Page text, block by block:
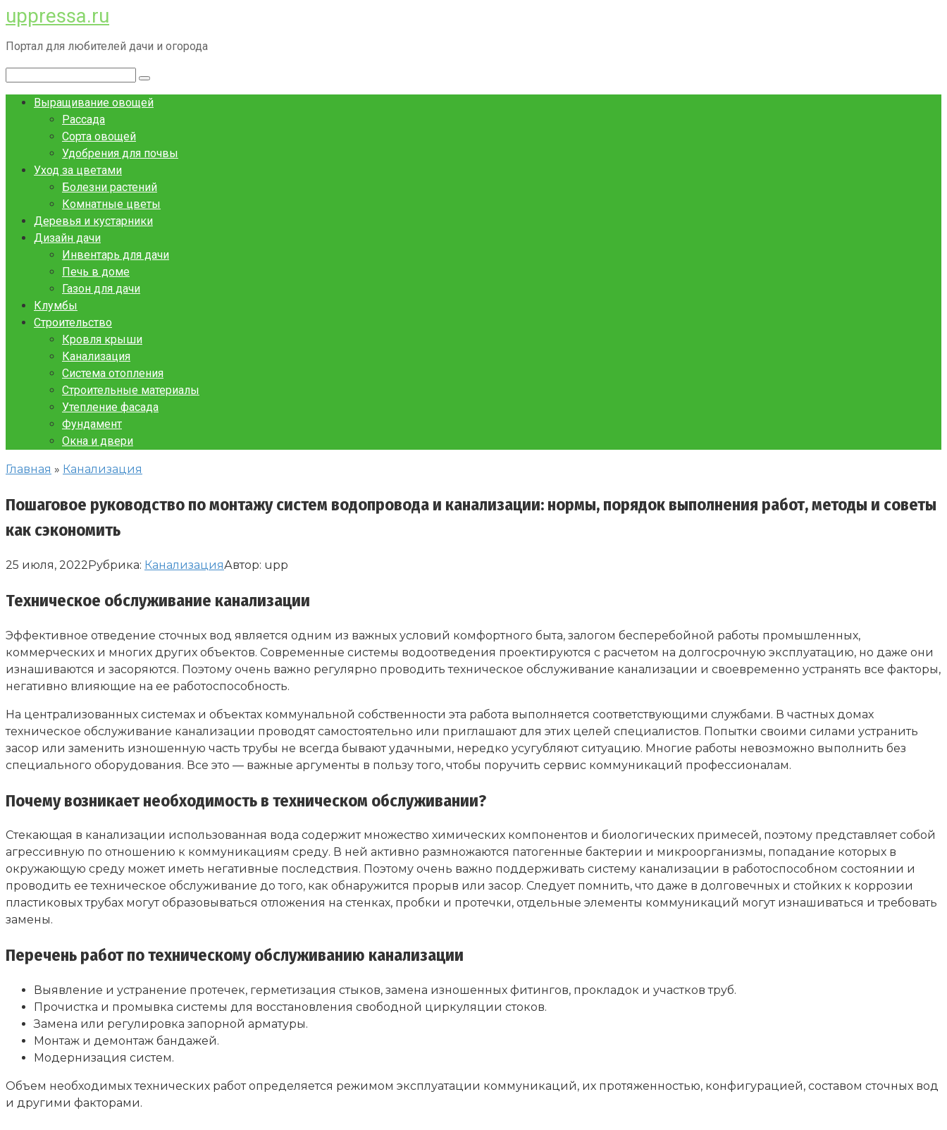
Перейти
к
контенту
uppressa.ru
Портал для любителей дачи и огорода
Выращивание овощей
Рассада
Сорта овощей
Удобрения для почвы
Уход за цветами
Болезни растений
Комнатные цветы
Деревья и кустарники
Дизайн дачи
Инвентарь для дачи
Печь в доме
Газон для дачи
Клумбы
Строительство
Кровля крыши
Канализация
Система отопления
Строительные материалы
Утепление фасада
Фундамент
Окна и двери
Главная » Канализация
Пошаговое руководство по монтажу систем водопровода и канализации: нормы, порядок выполнения работ, методы и советы
как сэкономить
25 июля, 2022Рубрика: КанализацияАвтор: upp
Техническое обслуживание канализации
Эффективное отведение сточных вод является одним из важных условий комфортного быта, залогом бесперебойной работы промышленных,
коммерческих и многих других объектов. Современные системы водоотведения проектируются с расчетом на долгосрочную эксплуатацию, но даже они
изнашиваются и засоряются. Поэтому очень важно регулярно проводить техническое обслуживание канализации и своевременно устранять все факторы,
негативно влияющие на ее работоспособность.
На централизованных системах и объектах коммунальной собственности эта работа выполняется соответствующими службами. В частных домах
техническое обслуживание канализации проводят самостоятельно или приглашают для этих целей специалистов. Попытки своими силами устранить
засор или заменить изношенную часть трубы не всегда бывают удачными, нередко усугубляют ситуацию. Многие работы невозможно выполнить без
специального оборудования. Все это — важные аргументы в пользу того, чтобы поручить сервис коммуникаций профессионалам.
Почему возникает необходимость в техническом обслуживании?
Стекающая в канализации использованная вода содержит множество химических компонентов и биологических примесей, поэтому представляет собой
агрессивную по отношению к коммуникациям среду. В ней активно размножаются патогенные бактерии и микроорганизмы, попадание которых в
окружающую среду может иметь негативные последствия. Поэтому очень важно поддерживать систему канализации в работоспособном состоянии и
проводить ее техническое обслуживание до того, как обнаружится прорыв или засор. Следует помнить, что даже в долговечных и стойких к коррозии
пластиковых трубах могут образовываться отложения на стенках, пробки и протечки, отдельные элементы коммуникаций могут изнашиваться и требовать
замены.
Перечень работ по техническому обслуживанию канализации
Выявление и устранение протечек, герметизация стыков, замена изношенных фитингов, прокладок и участков труб.
Прочистка и промывка системы для восстановления свободной циркуляции стоков.
Замена или регулировка запорной арматуры.
Монтаж и демонтаж бандажей.
Модернизация систем.
Объем необходимых технических работ определяется режимом эксплуатации коммуникаций, их протяженностью, конфигурацией, составом сточных вод
и другими факторами.